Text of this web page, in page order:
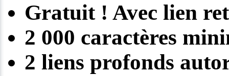
Gratuit ! Avec lien
2 000 caractères
2 liens profonds